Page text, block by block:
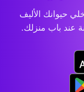
حيوانك الأليف
عند باب منزلك.